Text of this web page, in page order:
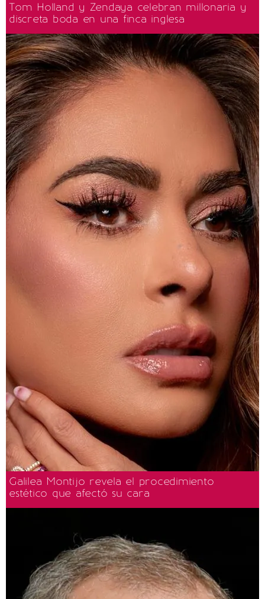
Tom Holland y Zendaya celebran millonaria y
discreta boda en una finca inglesa
Galilea Montijo revela el procedimiento
estético que afectó su cara